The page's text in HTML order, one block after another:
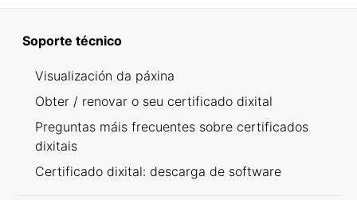
Soporte técnico
Visualización da páxina
Obter / renovar o seu certificado dixital
Preguntas máis frecuentes sobre certificados
dixitais
Certificado dixital: descarga de software